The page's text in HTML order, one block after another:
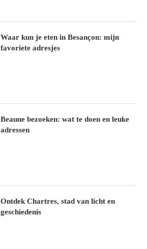
Waar kun je eten in Besançon: mijn
favoriete adresjes
Beaune bezoeken: wat te doen en leuke
adressen
Ontdek Chartres, stad van licht en
geschiedenis